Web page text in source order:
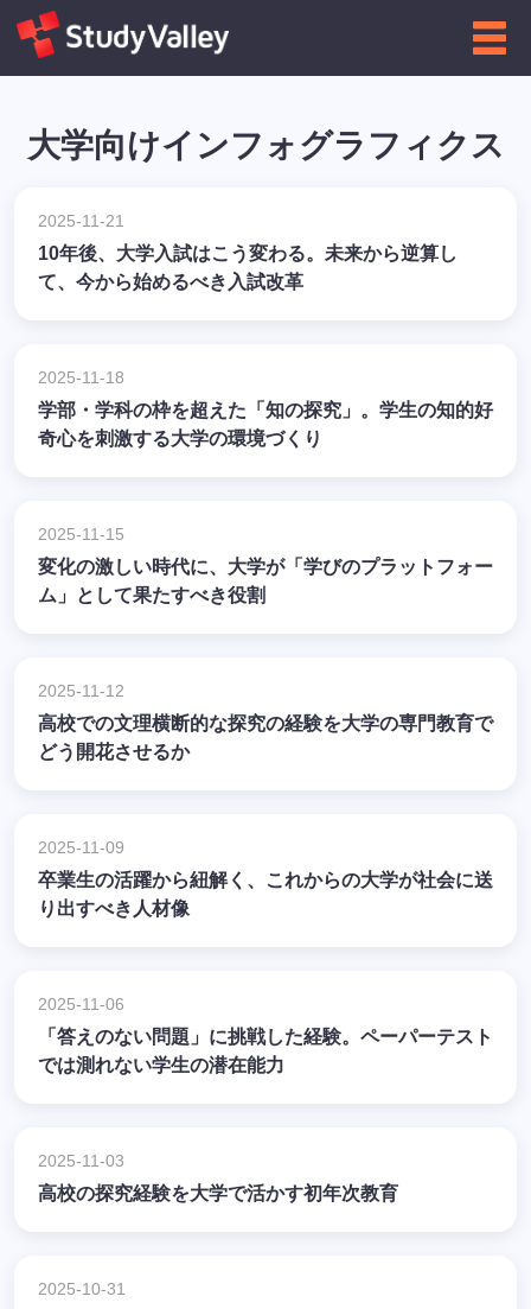
← インフォグラフィクス一覧に戻る
大学向けインフォグラフィクス
2025-11-21
10年後、大学入試はこう変わる。未来から逆算し
て、今から始めるべき入試改革
2025-11-18
学部・学科の枠を超えた「知の探究」。学生の知的好
奇心を刺激する大学の環境づくり
2025-11-15
変化の激しい時代に、大学が「学びのプラットフォー
ム」として果たすべき役割
2025-11-12
高校での文理横断的な探究の経験を大学の専門教育で
どう開花させるか
2025-11-09
卒業生の活躍から紐解く、これからの大学が社会に送
り出すべき人材像
2025-11-06
「答えのない問題」に挑戦した経験。ペーパーテスト
では測れない学生の潜在能力
2025-11-03
高校の探究経験を大学で活かす初年次教育
2025-10-31